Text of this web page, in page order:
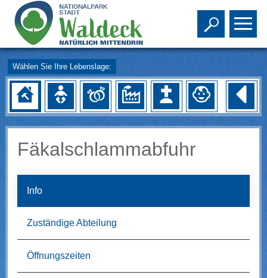
Toggle
Wählen Sie Ihre Lebenslage:
Fäkalschlammabfuhr
Info
Zuständige Abteilung
Öffnungszeiten